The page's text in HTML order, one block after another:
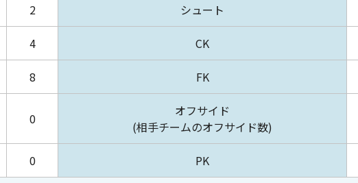
2 シュート
4 CK
8 FK
0
オフサイド
(相手チームのオフサイド数)
0 PK